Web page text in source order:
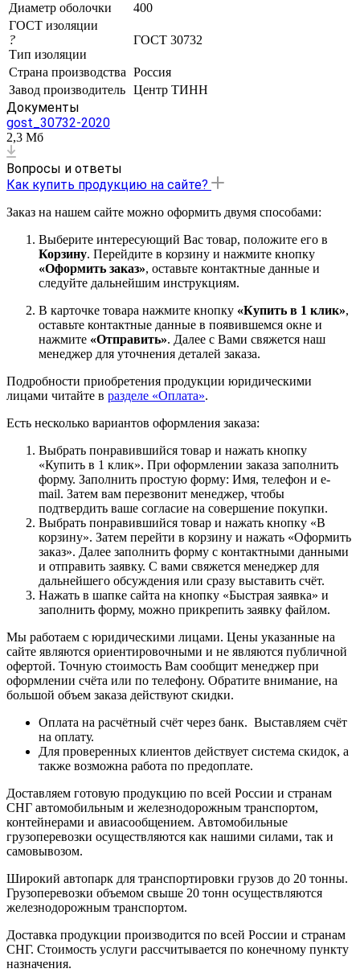
Диаметр оболочки
400
ГОСТ изоляции
?
Тип изоляции
ГОСТ 30732
Страна производства Россия
Завод производитель Центр ТИНН
Документы
gost_30732-2020
2,3 Мб
Вопросы и ответы
Как купить продукцию на сайте?
Заказ на нашем сайте можно оформить двумя способами:
Выберите интересующий Вас товар, положите его в
Корзину. Перейдите в корзину и нажмите кнопку
«Оформить заказ», оставьте контактные данные и
следуйте дальнейшим инструкциям.
В карточке товара нажмите кнопку «Купить в 1 клик»,
оставьте контактные данные в появившемся окне и
нажмите «Отправить». Далее с Вами свяжется наш
менеджер для уточнения деталей заказа.
Подробности приобретения продукции юридическими
лицами читайте в разделе «Оплата».
Есть несколько вариантов оформления заказа:
Выбрать понравившийся товар и нажать кнопку
«Купить в 1 клик». При оформлении заказа заполнить
форму. Заполнить простую форму: Имя, телефон и e-
mail. Затем вам перезвонит менеджер, чтобы
подтвердить ваше согласие на совершение покупки.
Выбрать понравившийся товар и нажать кнопку «В
корзину». Затем перейти в корзину и нажать «Оформить
заказ». Далее заполнить форму с контактными данными
и отправить заявку. С вами свяжется менеджер для
дальнейшего обсуждения или сразу выставить счёт.
Нажать в шапке сайта на кнопку «Быстрая заявка» и
заполнить форму, можно прикрепить заявку файлом.
Мы работаем с юридическими лицами. Цены указанные на
сайте являются ориентировочными и не являются публичной
офертой. Точную стоимость Вам сообщит менеджер при
оформлении счёта или по телефону. Обратите внимание, на
большой объем заказа действуют скидки.
Оплата на расчётный счёт через банк. Выставляем счёт
на оплату.
Для проверенных клиентов действует система скидок, а
также возможна работа по предоплате.
Доставляем готовую продукцию по всей России и странам
СНГ автомобильным и железнодорожным транспортом,
контейнерами и авиасообщением. Автомобильные
грузоперевозки осуществляются как нашими силами, так и
самовывозом.
Широкий автопарк для транспортировки грузов до 20 тонны.
Грузоперевозки объемом свыше 20 тонн осуществляются
железнодорожным транспортом.
Доставка продукции производится по всей России и странам
СНГ. Стоимость услуги рассчитывается по конечному пункту
назначения.